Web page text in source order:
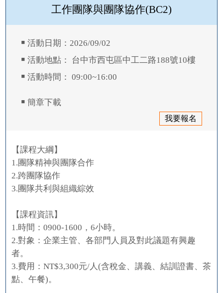
工作團隊與團隊協作(BC2)
￭ 活動日期：2026/09/02
￭ 活動地點： 台中市西屯區中工二路188號10樓
￭ 活動時間： 09:00~16:00
￭ 簡章下載
我要報名
【課程大綱】
1.團隊精神與團隊合作
2.跨團隊協作
3.團隊共利與組織綜效
【課程資訊】
1.時間：0900-1600，6小時。
2.對象：企業主管、各部門人員及對此議題有興趣
者。
3.費用：NT$3,300元/人(含稅金、講義、結訓證書、茶
點、午餐)。